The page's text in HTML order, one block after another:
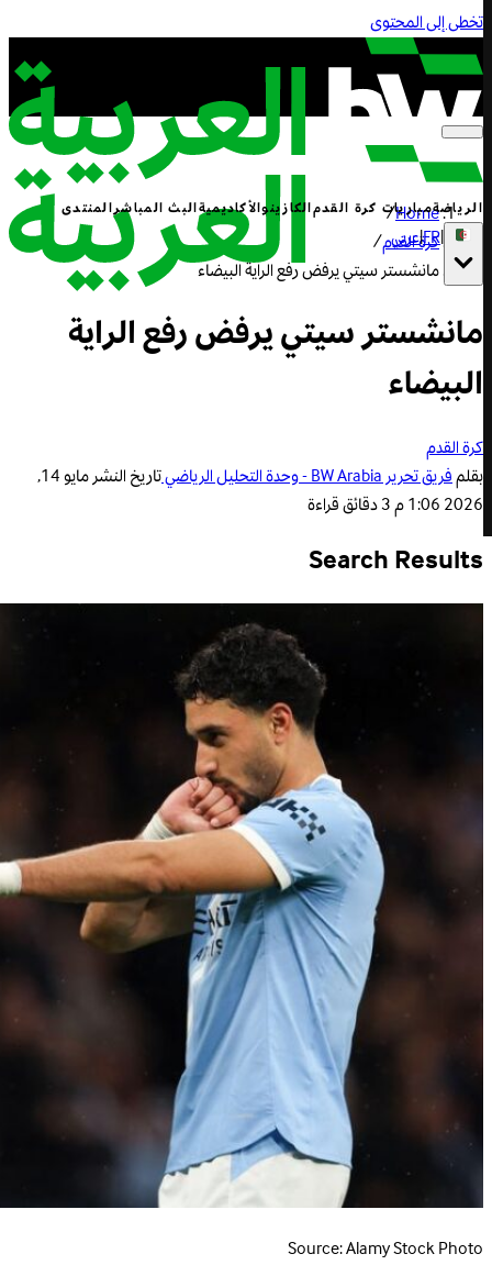
تخطى إلى المحتوى
الرياضةمباريات كرة القدمالكازينوالأكاديميةالبث المباشرالمنتدى
|
FR
|عربي
Home
/
كرة القدم/
مانشستر سيتي يرفض رفع الراية البيضاء
مانشستر سيتي يرفض رفع الراية
البيضاء
كرة القدم
بقلمفريق تحرير BW Arabia - وحدة التحليل الرياضي تاريخ النشر
مايو 14,
2026 1:06 م
3 دقائق قراءة
Search Results
Source: Alamy Stock Photo